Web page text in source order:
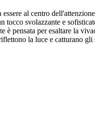
al centro
tocco svolazzante e
pensata per esaltare la
la luce e catturano gli